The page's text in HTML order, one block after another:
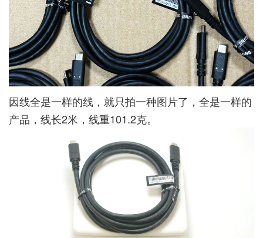
因线全是一样的线，就只拍一种图片了，全是一样的
产品，线长2米，线重101.2克。